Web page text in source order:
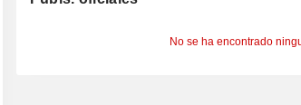
No se ha encontrado